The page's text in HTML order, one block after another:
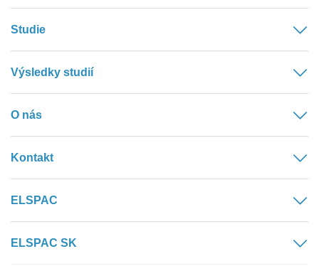
Studie
Výsledky studií
O nás
Kontakt
ELSPAC
ELSPAC SK